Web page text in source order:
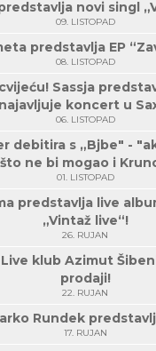
novi singl
09. LISTOPAD
predstavlja EP
08. LISTOPAD
Sassja
najavljuje koncert u
06. LISTOPAD
debitira s „Bjbe" -
ne bi mogao i
01. LISTOPAD
predstavlja live
„Vintaž live“!
26. RUJAN
Live klub Azimut
prodaji!
22. RUJAN
Rundek
17. RUJAN